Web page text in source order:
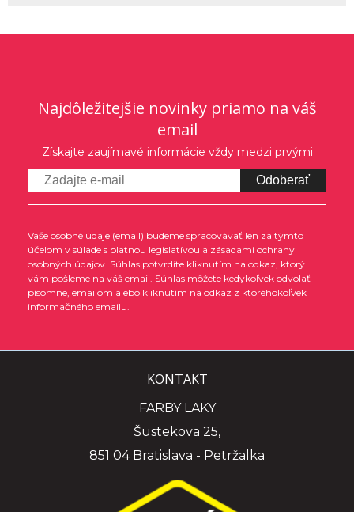
Najdôležitejšie novinky priamo na váš
email
Získajte zaujímavé informácie vždy medzi prvými
Odoberať
Vaše osobné údaje (email) budeme spracovávať len za týmto
účelom v súlade s platnou legislatívou a zásadami ochrany
osobných údajov. Súhlas potvrdíte kliknutím na odkaz, ktorý
vám pošleme na váš email. Súhlas môžete kedykoľvek odvolať
písomne, emailom alebo kliknutím na odkaz z ktoréhokoľvek
informačného emailu.
KONTAKT
FARBY LAKY
Šustekova 25,
851 04 Bratislava - Petržalka